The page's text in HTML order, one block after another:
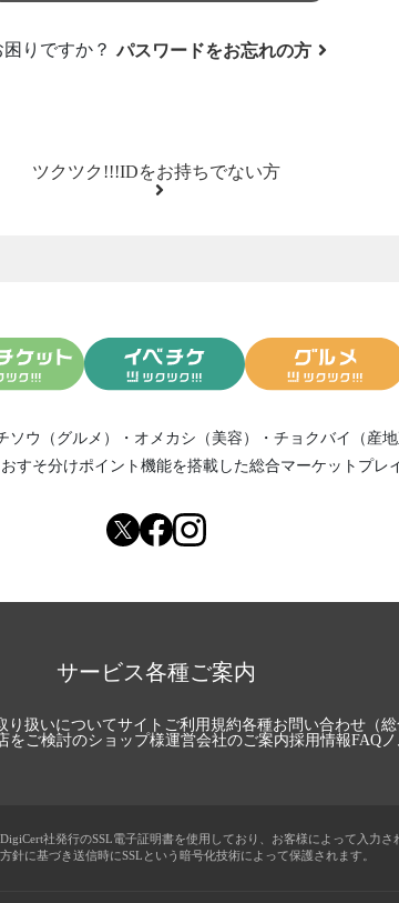
困りですか？ パスワードをお忘れの方
ツクツク!!!IDをお持ちでない方
ソウ（グルメ） ・ オメカシ（美容） ・ チョクバイ（産地
おすそ分けポイント機能を搭載した総合マーケットプレ
サービス各種ご案内
り扱いについてサイトご利用規約各種お問い合わせ（総
をご検討のショップ様運営会社のご案内採用情報FAQノ
社発行のSSL電子証明書を使用しており、お客様によって入力さ
針に基づき送信時にSSLという暗号化技術によって保護されます。